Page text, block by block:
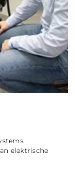
elektrische